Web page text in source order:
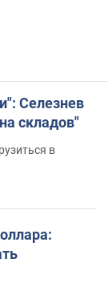
Селезнев
складов"
в